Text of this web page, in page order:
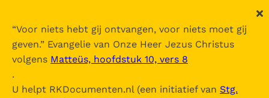
“Voor niets hebt gij ontvangen, voor niets moet gij
geven.” Evangelie van Onze Heer Jezus Christus
volgens Matteüs, hoofdstuk 10, vers 8
.
U helpt RKDocumenten.nl (een initiatief van Stg.
Nova Vulgata